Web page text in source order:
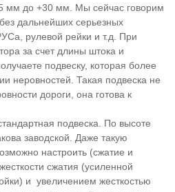
мм до +30 мм. Мы сейчас говорим
дальнейших серьезных
рулевой рейки и т.д. При
за счет длины штока и
подвеску, которая более
неровностей. Такая подвеска не
дороги, она готова к
подвеска. По высоте
заводской. Даже такую
настроить (сжатие и
сжатия (усиленной
и увеличением жесткостью